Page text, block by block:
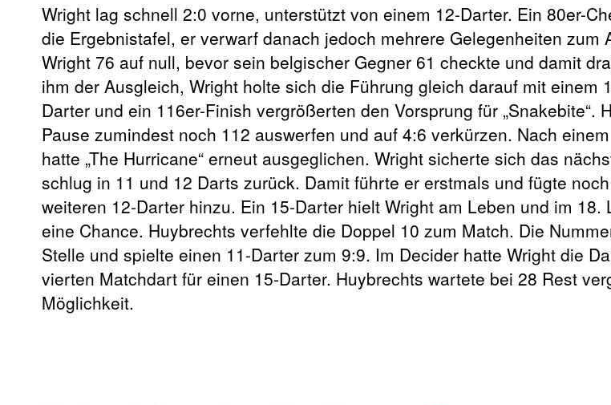
Wright lag schnell 2:0 vorne, unterstützt von einem 12-Darter. Ein 80er-
die Ergebnistafel, er verwarf danach jedoch mehrere Gelegenheiten zum
Wright 76 auf null, bevor sein belgischer Gegner 61 checkte und damit
ihm der Ausgleich, Wright holte sich die Führung gleich darauf mit einem
Darter und ein 116er-Finish vergrößerten den Vorsprung für „Snakebite“.
Pause zumindest noch 112 auswerfen und auf 4:6 verkürzen. Nach
hatte „The Hurricane“ erneut ausgeglichen. Wright sicherte sich das
schlug in 11 und 12 Darts zurück. Damit führte er erstmals und fügte
weiteren 12-Darter hinzu. Ein 15-Darter hielt Wright am Leben und im 18.
eine Chance. Huybrechts verfehlte die Doppel 10 zum Match. Die
Stelle und spielte einen 11-Darter zum 9:9. Im Decider hatte Wright die
vierten Matchdart für einen 15-Darter. Huybrechts wartete bei 28 Rest
Möglichkeit.